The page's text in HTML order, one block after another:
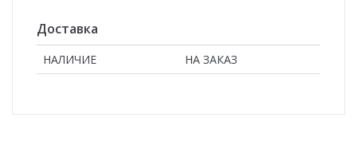
Доставка
НАЛИЧИЕ НА ЗАКАЗ